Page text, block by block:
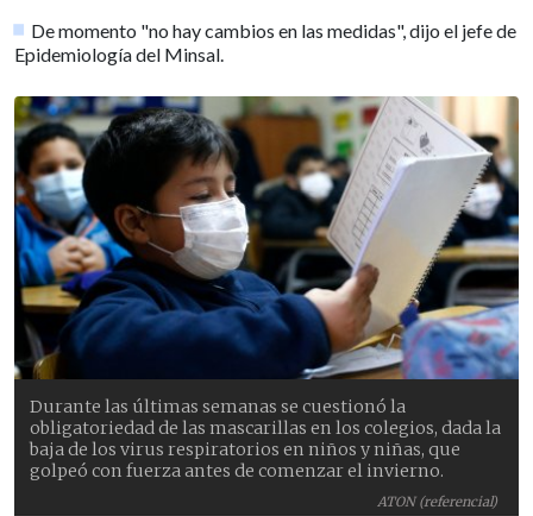
De momento "no hay cambios en las medidas", dijo el jefe de
Epidemiología del Minsal.
ATON (referencial)
Durante las últimas semanas se cuestionó la
obligatoriedad de las mascarillas en los colegios, dada la
baja de los virus respiratorios en niños y niñas, que
golpeó con fuerza antes de comenzar el invierno.